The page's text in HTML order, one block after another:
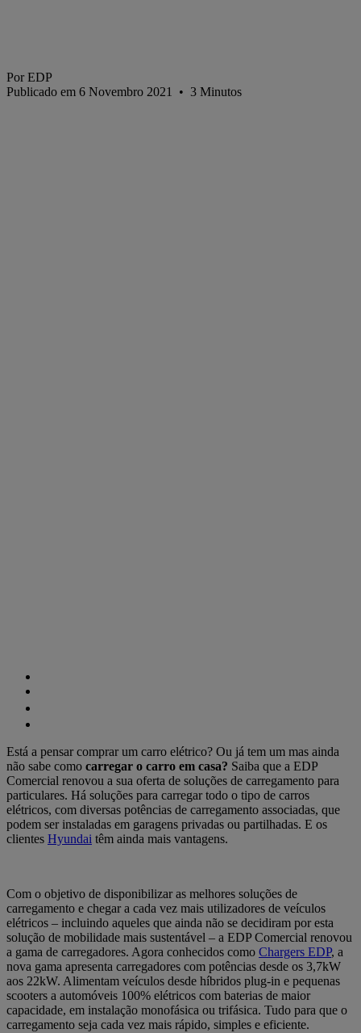
Por EDP
Publicado em 6 Novembro 2021
• 3 Minutos
Está a pensar comprar um carro elétrico? Ou já tem um mas ainda
não sabe como carregar o carro em casa? Saiba que a EDP
Comercial renovou a sua oferta de soluções de carregamento para
particulares. Há soluções para carregar todo o tipo de carros
elétricos, com diversas potências de carregamento associadas, que
podem ser instaladas em garagens privadas ou partilhadas. E os
clientes Hyundai têm ainda mais vantagens.
Com o objetivo de disponibilizar as melhores soluções de
carregamento e chegar a cada vez mais utilizadores de veículos
elétricos – incluindo aqueles que ainda não se decidiram por esta
solução de mobilidade mais sustentável – a EDP Comercial renovou
a gama de carregadores. Agora conhecidos como Chargers EDP, a
nova gama apresenta carregadores com potências desde os 3,7kW
aos 22kW. Alimentam veículos desde híbridos plug-in e pequenas
scooters a automóveis 100% elétricos com baterias de maior
capacidade, em instalação monofásica ou trifásica. Tudo para que o
carregamento seja cada vez mais rápido, simples e eficiente.